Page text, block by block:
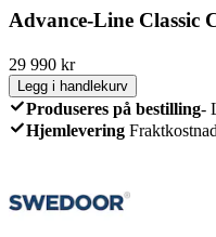
Advance-Line Classic
29 990 kr
Legg i handlekurv
Produseres på bestilling-
Hjemlevering